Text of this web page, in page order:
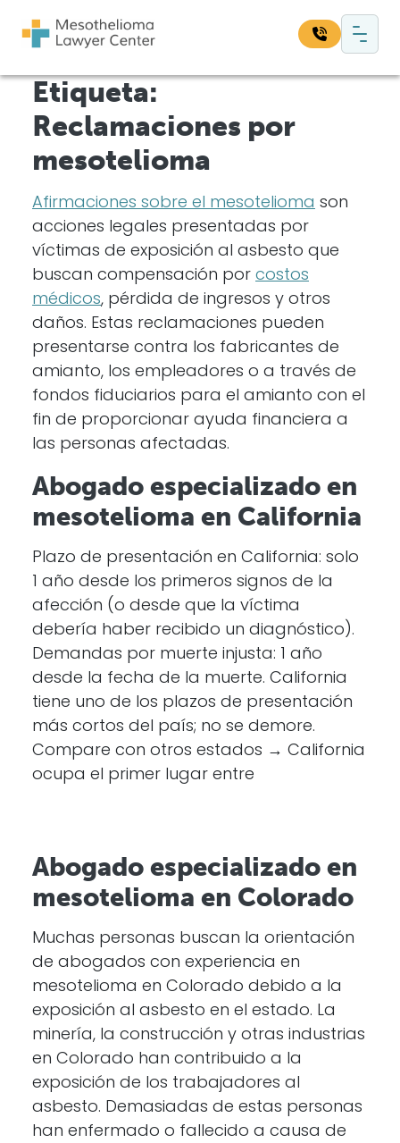
Navegación principal
Busque en nuestro sitio web:
Etiqueta:
Reclamaciones por
mesotelioma
Afirmaciones sobre el mesotelioma son
acciones legales presentadas por
víctimas de exposición al asbesto que
buscan compensación por costos
médicos, pérdida de ingresos y otros
daños. Estas reclamaciones pueden
presentarse contra los fabricantes de
amianto, los empleadores o a través de
fondos fiduciarios para el amianto con el
fin de proporcionar ayuda financiera a
las personas afectadas.
Abogado especializado en
mesotelioma en California
Plazo de presentación en California: solo
1 año desde los primeros signos de la
afección (o desde que la víctima
debería haber recibido un diagnóstico).
Demandas por muerte injusta: 1 año
desde la fecha de la muerte. California
tiene uno de los plazos de presentación
más cortos del país; no se demore.
Compare con otros estados → California
ocupa el primer lugar entre
Abogado especializado en
mesotelioma en Colorado
Muchas personas buscan la orientación
de abogados con experiencia en
mesotelioma en Colorado debido a la
exposición al asbesto en el estado. La
minería, la construcción y otras industrias
en Colorado han contribuido a la
exposición de los trabajadores al
asbesto. Demasiadas de estas personas
han enfermado o fallecido a causa de